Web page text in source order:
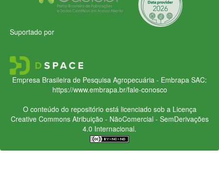
Suportado por
Empresa Brasileira de Pesquisa Agropecuária - Embrapa SAC:
https://www.embrapa.br/fale-conosco
O conteúdo do repositório está licenciado sob a Licença
Creative CommonsAtribuição - NãoComercial - SemDerivações
4.0 Internacional.